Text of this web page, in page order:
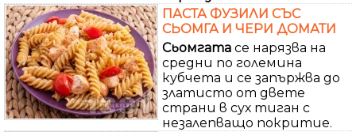
ПАСТА ФУЗИЛИ СЪС
СЬОМГА И ЧЕРИ ДОМАТИ
Сьомгата се нарязва на
средни по големина
кубчета и се запържва до
златисто от двете
страни в сух тиган с
незалепващо покритие.